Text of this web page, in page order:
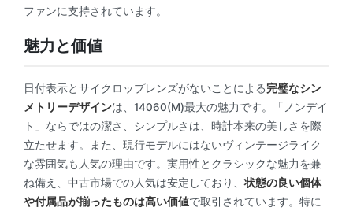
ファンに支持されています。
魅力と価値
日付表示とサイクロップレンズがないことによる完璧なシン
メトリーデザインは、14060(M)最大の魅力です。「ノンデイ
ト」ならではの潔さ、シンプルさは、時計本来の美しさを際
立たせます。また、現行モデルにはないヴィンテージライク
な雰囲気も人気の理由です。実用性とクラシックな魅力を兼
ね備え、中古市場での人気は安定しており、状態の良い個体
や付属品が揃ったものは高い価値で取引されています。特に